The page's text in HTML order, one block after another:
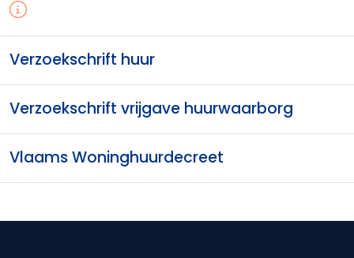
Verzoekschrift huur
Verzoekschrift vrijgave huurwaarborg
Vlaams Woninghuurdecreet